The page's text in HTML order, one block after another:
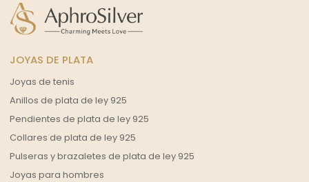
JOYAS DE PLATA
Joyas de tenis
Anillos de plata de ley 925
Pendientes de plata de ley 925
Collares de plata de ley 925
Pulseras y brazaletes de plata de ley 925
Joyas para hombres